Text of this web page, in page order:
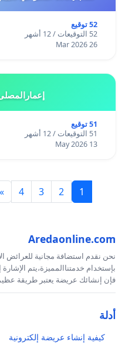
52 توقيع
52 التوقيعات / 12 أشهر
26 Mar 2026
51 توقيع
51 التوقيعات / 12 أشهر
13 May 2026
1
2
3
4
»
Aredaonline.com
نحن نقدم استضافة مجانية للعرائض
بإستخدام خدمتناالمميزة،يتم
فإن إنشائك عريضة يعتبر طريقة
أدلة
كيفية إنشاء عريضة إلكترونية